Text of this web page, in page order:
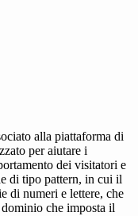
alla piattaforma di
per aiutare i
dei visitatori e
di tipo pattern, in cui il
di numeri e lettere, che
che imposta il